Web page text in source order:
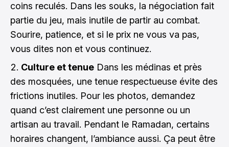
coins reculés. Dans les souks, la négociation fait
partie du jeu, mais inutile de partir au combat.
Sourire, patience, et si le prix ne vous va pas,
vous dites non et vous continuez.
Culture et tenue Dans les médinas et près
des mosquées, une tenue respectueuse évite des
frictions inutiles. Pour les photos, demandez
quand c’est clairement une personne ou un
artisan au travail. Pendant le Ramadan, certains
horaires changent, l’ambiance aussi. Ça peut être